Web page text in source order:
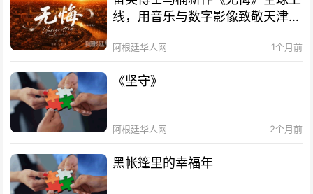
线，用音乐与数字影像致敬天津海
阿根廷华人网 1个月前
《坚守》
阿根廷华人网 2个月前
黑帐篷里的幸福年